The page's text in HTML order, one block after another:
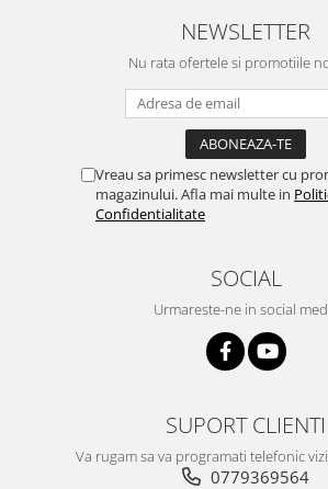
NEWSLETTER
Nu rata ofertele si promotiile
Vreau sa primesc newsletter cu
magazinului. Afla mai multe in
Confidentialitate
SOCIAL
Urmareste-ne in social
SUPORT CLIENTI
Va rugam sa va programati telefonic
0779369564